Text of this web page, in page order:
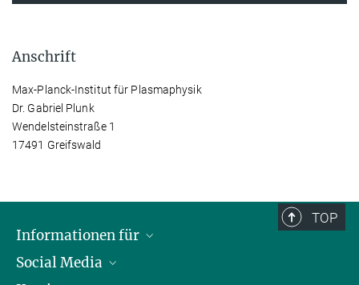
Anschrift
Max-Planck-Institut für Plasmaphysik
Dr. Gabriel Plunk
Wendelsteinstraße 1
17491 Greifswald
TOP
Informationen für
Journalisten
Social Media